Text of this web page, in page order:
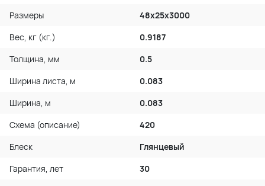
Размеры
48х25х3000
Вес, кг (кг.)
0.9187
Толщина, мм
0.5
Ширина листа, м
0.083
Ширина, м
0.083
Схема (описание)
420
Блеск
Глянцевый
Гарантия, лет
30